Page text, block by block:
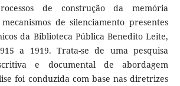
de construção da memória
de silenciamento presentes
da Biblioteca Pública Benedito Leite,
a 1919. Trata-se de uma pesquisa
e documental de abordagem
foi conduzida com base nas diretrizes